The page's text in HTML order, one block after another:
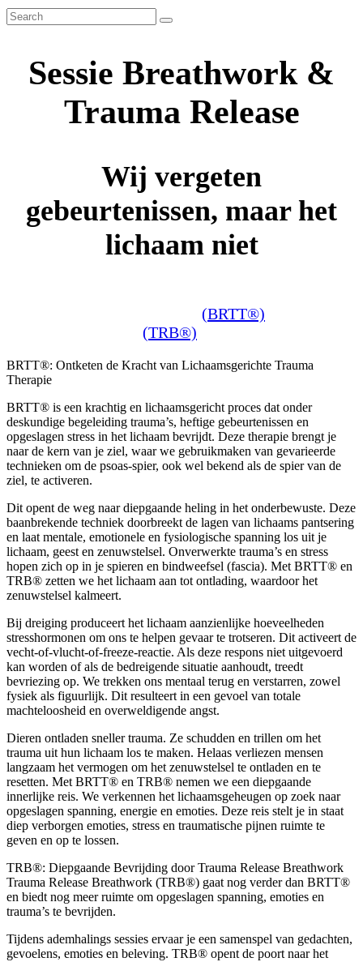
Sessie Breathwork &
Trauma Release
Wij vergeten
gebeurtenissen, maar het
lichaam niet
(BRTT®)
(TRB®)
BRTT®: Ontketen de Kracht van Lichaamsgerichte Trauma
Therapie
BRTT® is een krachtig en lichaamsgericht proces dat onder
deskundige begeleiding trauma’s, heftige gebeurtenissen en
opgeslagen stress in het lichaam bevrijdt. Deze therapie brengt je
naar de kern van je ziel, waar we gebruikmaken van gevarieerde
technieken om de psoas-spier, ook wel bekend als de spier van de
ziel, te activeren.
Dit opent de weg naar diepgaande heling in het onderbewuste. Deze
baanbrekende techniek doorbreekt de lagen van lichaams pantsering
en laat mentale, emotionele en fysiologische spanning los uit je
lichaam, geest en zenuwstelsel. Onverwerkte trauma’s en stress
hopen zich op in je spieren en bindweefsel (fascia). Met BRTT® en
TRB® zetten we het lichaam aan tot ontlading, waardoor het
zenuwstelsel kalmeert.
Bij dreiging produceert het lichaam aanzienlijke hoeveelheden
stresshormonen om ons te helpen gevaar te trotseren. Dit activeert de
vecht-of-vlucht-of-freeze-reactie. Als deze respons niet uitgevoerd
kan worden of als de bedreigende situatie aanhoudt, treedt
bevriezing op. We trekken ons mentaal terug en verstarren, zowel
fysiek als figuurlijk. Dit resulteert in een gevoel van totale
machteloosheid en overweldigende angst.
Dieren ontladen sneller trauma. Ze schudden en trillen om het
trauma uit hun lichaam los te maken. Helaas verliezen mensen
langzaam het vermogen om het zenuwstelsel te ontladen en te
resetten. Met BRTT® en TRB® nemen we een diepgaande
innerlijke reis. We verkennen het lichaamsgeheugen op zoek naar
opgeslagen spanning, energie en emoties. Deze reis stelt je in staat
diep verborgen emoties, stress en traumatische pijnen ruimte te
geven en op te lossen.
TRB®: Diepgaande Bevrijding door Trauma Release Breathwork
Trauma Release Breathwork (TRB®) gaat nog verder dan BRTT®
en biedt nog meer ruimte om opgeslagen spanning, emoties en
trauma’s te bevrijden.
Tijdens ademhalings sessies ervaar je een samenspel van gedachten,
gevoelens, emoties en beleving. TRB® opent de poort naar het